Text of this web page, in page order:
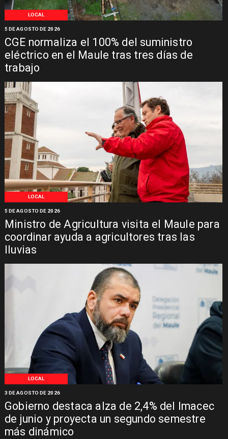
LOCAL
CGE normaliza el 100% del suministro
eléctrico en el Maule tras tres días de
trabajo
5 DE AGOSTO DE 2026
LOCAL
Ministro de Agricultura visita el Maule para
coordinar ayuda a agricultores tras las
lluvias
5 DE AGOSTO DE 2026
LOCAL
Gobierno destaca alza de 2,4% del Imacec
de junio y proyecta un segundo semestre
más dinámico
3 DE AGOSTO DE 2026